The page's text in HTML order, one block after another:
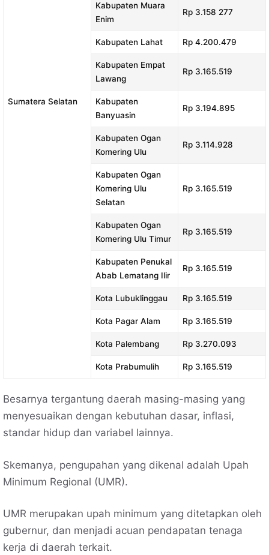
Sumatera Selatan
Kabupaten Muara
Enim
Rp 3.158 277
Kabupaten Lahat Rp 4.200.479
Kabupaten Empat
Lawang
Rp 3.165.519
Kabupaten
Banyuasin
Rp 3.194.895
Kabupaten Ogan
Komering Ulu
Rp 3.114.928
Kabupaten Ogan
Komering Ulu
Selatan
Rp 3.165.519
Kabupaten Ogan
Komering Ulu Timur
Rp 3.165.519
Kabupaten Penukal
Abab Lematang Ilir
Rp 3.165.519
Kota Lubuklinggau Rp 3.165.519
Kota Pagar Alam Rp 3.165.519
Kota Palembang Rp 3.270.093
Kota Prabumulih Rp 3.165.519
Besarnya tergantung daerah masing-masing yang
menyesuaikan dengan kebutuhan dasar, inflasi,
standar hidup dan variabel lainnya.
Skemanya, pengupahan yang dikenal adalah Upah
Minimum Regional (UMR).
UMR merupakan upah minimum yang ditetapkan oleh
gubernur, dan menjadi acuan pendapatan tenaga
kerja di daerah terkait.